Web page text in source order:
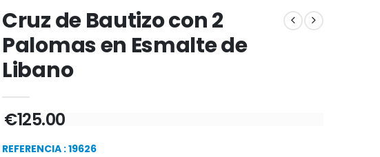
Cruz de Bautizo con 2
Palomas en Esmalte de
Libano
€125.00
REFERENCIA : 19626